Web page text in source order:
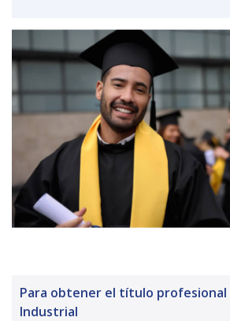
Para obtener el título profesional
Industrial